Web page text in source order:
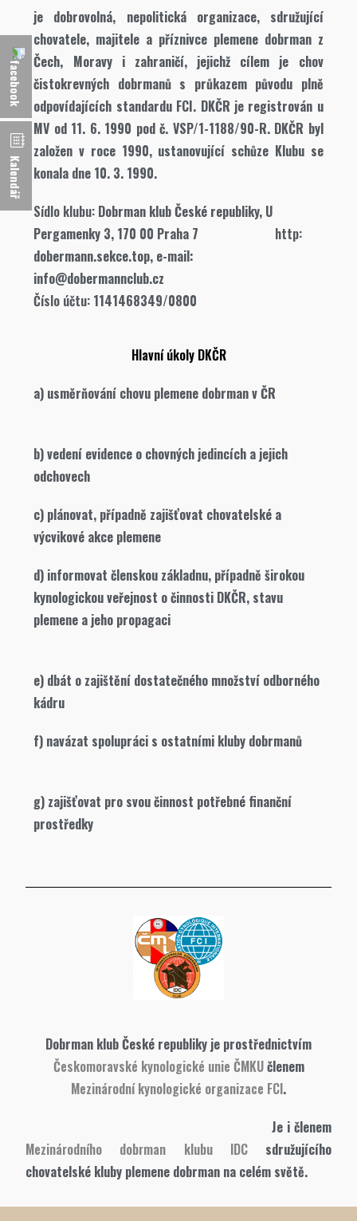
je dobrovolná, nepolitická organizace, sdružující
chovatele, majitele a příznivce plemene dobrman z
Čech, Moravy i zahraničí, jejichž cílem je chov
čistokrevných dobrmanů s průkazem původu plně
odpovídajících standardu FCI. DKČR je registrován u
MV od 11. 6. 1990 pod č. VSP/1-1188/90-R. DKČR byl
založen v roce 1990, ustanovující schůze Klubu se
konala dne 10. 3. 1990.
Sídlo klubu: Dobrman klub České republiky, U
Pergamenky 3, 170 00 Praha 7 http:
dobermann.sekce.top, e-mail:
info@dobermannclub.cz
Číslo účtu: 1141468349/0800
Hlavní úkoly DKČR
a) usměrňování chovu plemene dobrman v ČR
b) vedení evidence o chovných jedincích a jejich
odchovech
c) plánovat, případně zajišťovat chovatelské a
výcvikové akce plemene
d) informovat členskou základnu, případně širokou
kynologickou veřejnost o činnosti DKČR, stavu
plemene a jeho propagaci
e) dbát o zajištění dostatečného množství odborného
kádru
f) navázat spolupráci s ostatními kluby dobrmanů
g) zajišťovat pro svou činnost potřebné finanční
prostředky
Dobrman klub České republiky je prostřednictvím
Českomoravské kynologické unie ČMKUčlenem
Mezinárodní kynologické organizace FCI.
Je i členem
Mezinárodního dobrman klubu IDCsdružujícího
chovatelské kluby plemene dobrman na celém světě.
Kalendář